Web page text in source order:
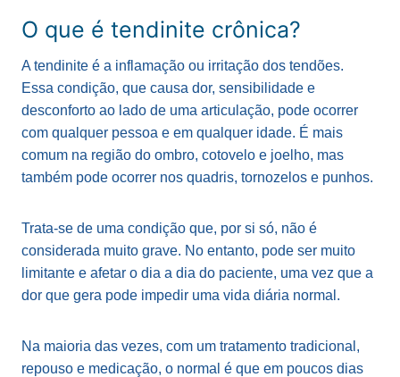
O que é tendinite crônica?
A tendinite é a inflamação ou irritação dos tendões.
Essa condição, que causa dor, sensibilidade e
desconforto ao lado de uma articulação, pode ocorrer
com qualquer pessoa e em qualquer idade. É mais
comum na região do ombro, cotovelo e joelho, mas
também pode ocorrer nos quadris, tornozelos e punhos.
Trata-se de uma condição que, por si só, não é
considerada muito grave. No entanto, pode ser muito
limitante e afetar o dia a dia do paciente, uma vez que a
dor que gera pode impedir uma vida diária normal.
Na maioria das vezes, com um tratamento tradicional,
repouso e medicação, o normal é que em poucos dias